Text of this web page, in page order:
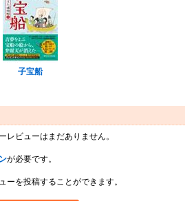
子宝船
レビューはまだありません。
が必要です。
ーを投稿することができます。